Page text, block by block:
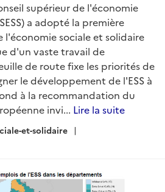
supérieur de l'économie
a adopté la première
l'économie sociale et solidaire
d'un vaste travail de
de route fixe les priorités de
le développement de l'ESS à
à la recommandation du
invi... Lire la suite
et-solidaire